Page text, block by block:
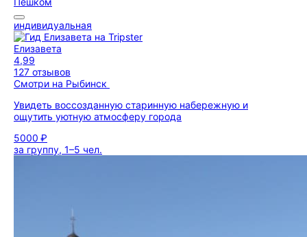
индивидуальная
Елизавета
4,99
127 отзывов
Смотри на Рыбинск
Увидеть воссозданную старинную набережную и
ощутить уютную атмосферу города
5000 ₽
за группу, 1–5 чел.